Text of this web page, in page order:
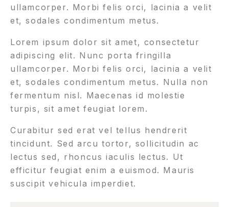
ullamcorper. Morbi felis orci, lacinia a velit
et, sodales condimentum metus.
Lorem ipsum dolor sit amet, consectetur
adipiscing elit. Nunc porta fringilla
ullamcorper. Morbi felis orci, lacinia a velit
et, sodales condimentum metus. Nulla non
fermentum nisl. Maecenas id molestie
turpis, sit amet feugiat lorem.
Curabitur sed erat vel tellus hendrerit
tincidunt. Sed arcu tortor, sollicitudin ac
lectus sed, rhoncus iaculis lectus. Ut
efficitur feugiat enim a euismod. Mauris
suscipit vehicula imperdiet.